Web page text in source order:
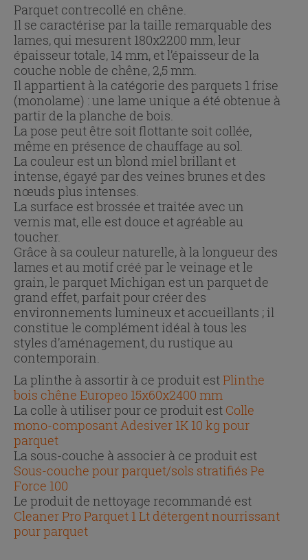
Parquet contrecollé en chêne.
Il se caractérise par la taille remarquable des
lames, qui mesurent 180x2200 mm, leur
épaisseur totale, 14 mm, et l’épaisseur de la
couche noble de chêne, 2,5 mm.
Il appartient à la catégorie des parquets 1 frise
(monolame) : une lame unique a été obtenue à
partir de la planche de bois.
La pose peut être soit flottante soit collée,
même en présence de chauffage au sol.
La couleur est un blond miel brillant et
intense, égayé par des veines brunes et des
nœuds plus intenses.
La surface est brossée et traitée avec un
vernis mat, elle est douce et agréable au
toucher.
Grâce à sa couleur naturelle, à la longueur des
lames et au motif créé par le veinage et le
grain, le parquet Michigan est un parquet de
grand effet, parfait pour créer des
environnements lumineux et accueillants ; il
constitue le complément idéal à tous les
styles d’aménagement, du rustique au
contemporain.
La plinthe à assortir à ce produit estPlinthe
bois chêne Europeo 15x60x2400 mm
La colle à utiliser pour ce produit est Colle
mono-composant Adesiver 1K 10 kg pour
parquet
La sous-couche à associer à ce produit est
Sous-couche pour parquet/sols stratifiés Pe
Force 100
Le produit de nettoyage recommandé est
Cleaner Pro Parquet 1 Lt détergent nourrissant
pour parquet